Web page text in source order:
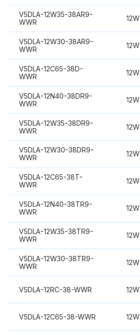
V5DLA-12W35-38AR9-
WWR
12W
V5DLA-12W30-38AR9-
WWR
12W
V5DLA-12C65-38D-
WWR
12W
V5DLA-12N40-38DR9-
WWR
12W
V5DLA-12W35-38DR9-
WWR
12W
V5DLA-12W30-38DR9-
WWR
12W
V5DLA-12C65-38T-
WWR
12W
V5DLA-12N40-38TR9-
WWR
12W
V5DLA-12W35-38TR9-
WWR
12W
V5DLA-12W30-38TR9-
WWR
12W
V5DLA-12RC-38-WWR 12W
V5DLA-12C65-38-WWR 12W